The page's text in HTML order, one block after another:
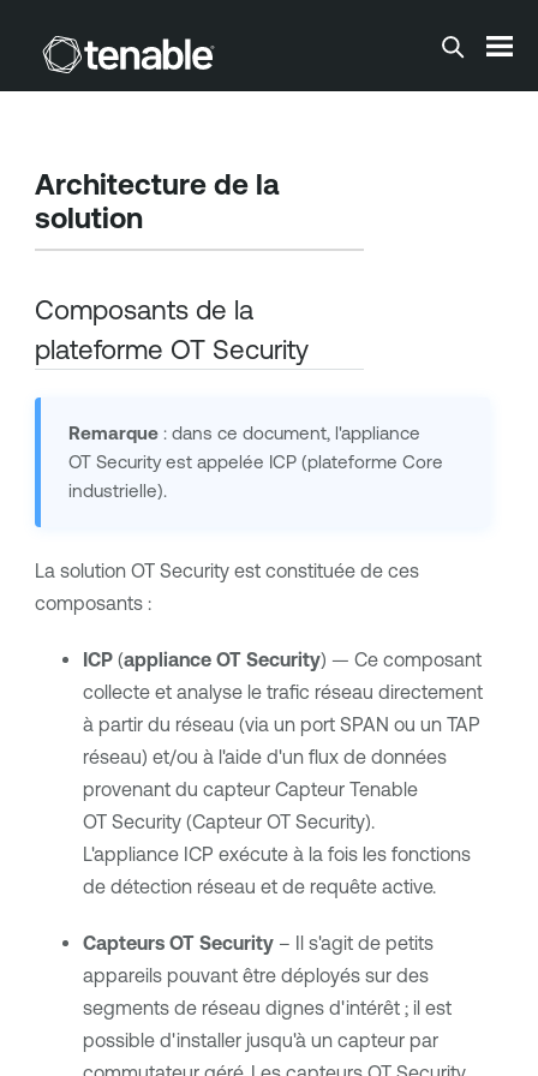
Passer au contenu principal
Architecture de la
solution
Composants de la
plateforme OT Security
Remarque: dans ce document, l'appliance
OT Securityest appelée ICP (plateforme Core
industrielle).
La solution OT Securityest constituée de ces
composants :
ICP(appliance OT Security) — Ce composant
collecte et analyse le trafic réseau directement
à partir du réseau (via un port SPAN ou un TAP
réseau) et/ou à l'aide d'un flux de données
provenant du capteur Capteur Tenable
OT Security(Capteur OT Security).
L'appliance ICP exécute à la fois les fonctions
de détection réseau et de requête active.
Capteurs OT Security– Il s'agit de petits
appareils pouvant être déployés sur des
segments de réseau dignes d'intérêt ; il est
possible d'installer jusqu'à un capteur par